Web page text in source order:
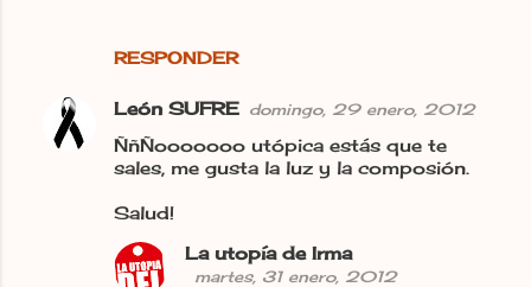
RESPONDER
León SUFRE domingo, 29 enero, 2012
ÑñÑooooooo utópica estás que te
sales, me gusta la luz y la composión.
Salud!
La utopía de Irma
martes, 31 enero, 2012